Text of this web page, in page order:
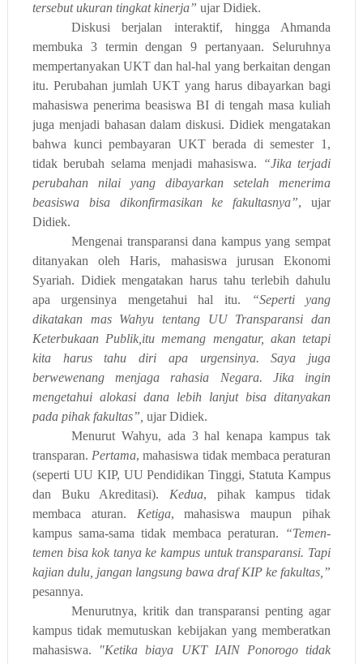
tersebut ukuran tingkat kinerja” ujar Didiek.
Diskusi berjalan interaktif, hingga Ahmanda
membuka 3 termin dengan 9 pertanyaan. Seluruhnya
mempertanyakan UKT dan hal-hal yang berkaitan dengan
itu. Perubahan jumlah UKT yang harus dibayarkan bagi
mahasiswa penerima beasiswa BI di tengah masa kuliah
juga menjadi bahasan dalam diskusi. Didiek mengatakan
bahwa kunci pembayaran UKT berada di semester 1,
tidak berubah selama menjadi mahasiswa.
“Jika terjadi
perubahan nilai yang dibayarkan setelah menerima
beasiswa bisa dikonfirmasikan ke fakultasnya”, ujar
Didiek.
Mengenai transparansi dana kampus yang sempat
ditanyakan oleh Haris, mahasiswa jurusan Ekonomi
Syariah. Didiek mengatakan harus tahu terlebih dahulu
apa urgensinya mengetahui hal itu.
“Seperti yang
dikatakan mas Wahyu tentang UU Transparansi dan
Keterbukaan Publik,itu memang mengatur, akan tetapi
kita harus tahu diri apa urgensinya. Saya juga
berwewenang menjaga rahasia Negara. Jika ingin
mengetahui alokasi dana lebih lanjut bisa ditanyakan
pada pihak fakultas”, ujar Didiek.
Menurut Wahyu, ada 3 hal kenapa kampus tak
transparan. Pertama, mahasiswa tidak membaca peraturan
(seperti UU KIP, UU Pendidikan Tinggi, Statuta Kampus
dan Buku Akreditasi). Kedua, pihak kampus tidak
membaca aturan. Ketiga, mahasiswa maupun pihak
kampus sama-sama tidak membaca peraturan.
“Temen-
temen bisa kok tanya ke kampus untuk transparansi. Tapi
kajian dulu, jangan langsung bawa draf KIP ke fakultas,”
pesannya.
Menurutnya, kritik dan transparansi penting agar
kampus tidak memutuskan kebijakan yang memberatkan
mahasiswa.
"Ketika biaya UKT IAIN Ponorogo tidak